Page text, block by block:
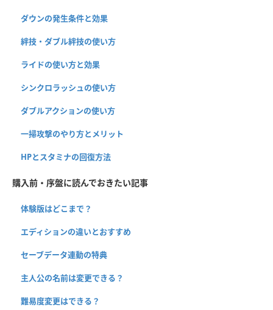
ダウンの発生条件と効果
絆技・ダブル絆技の使い方
ライドの使い方と効果
シンクロラッシュの使い方
ダブルアクションの使い方
一掃攻撃のやり方とメリット
HPとスタミナの回復方法
購入前・序盤に読んでおきたい記事
体験版はどこまで？
エディションの違いとおすすめ
セーブデータ連動の特典
主人公の名前は変更できる？
難易度変更はできる？